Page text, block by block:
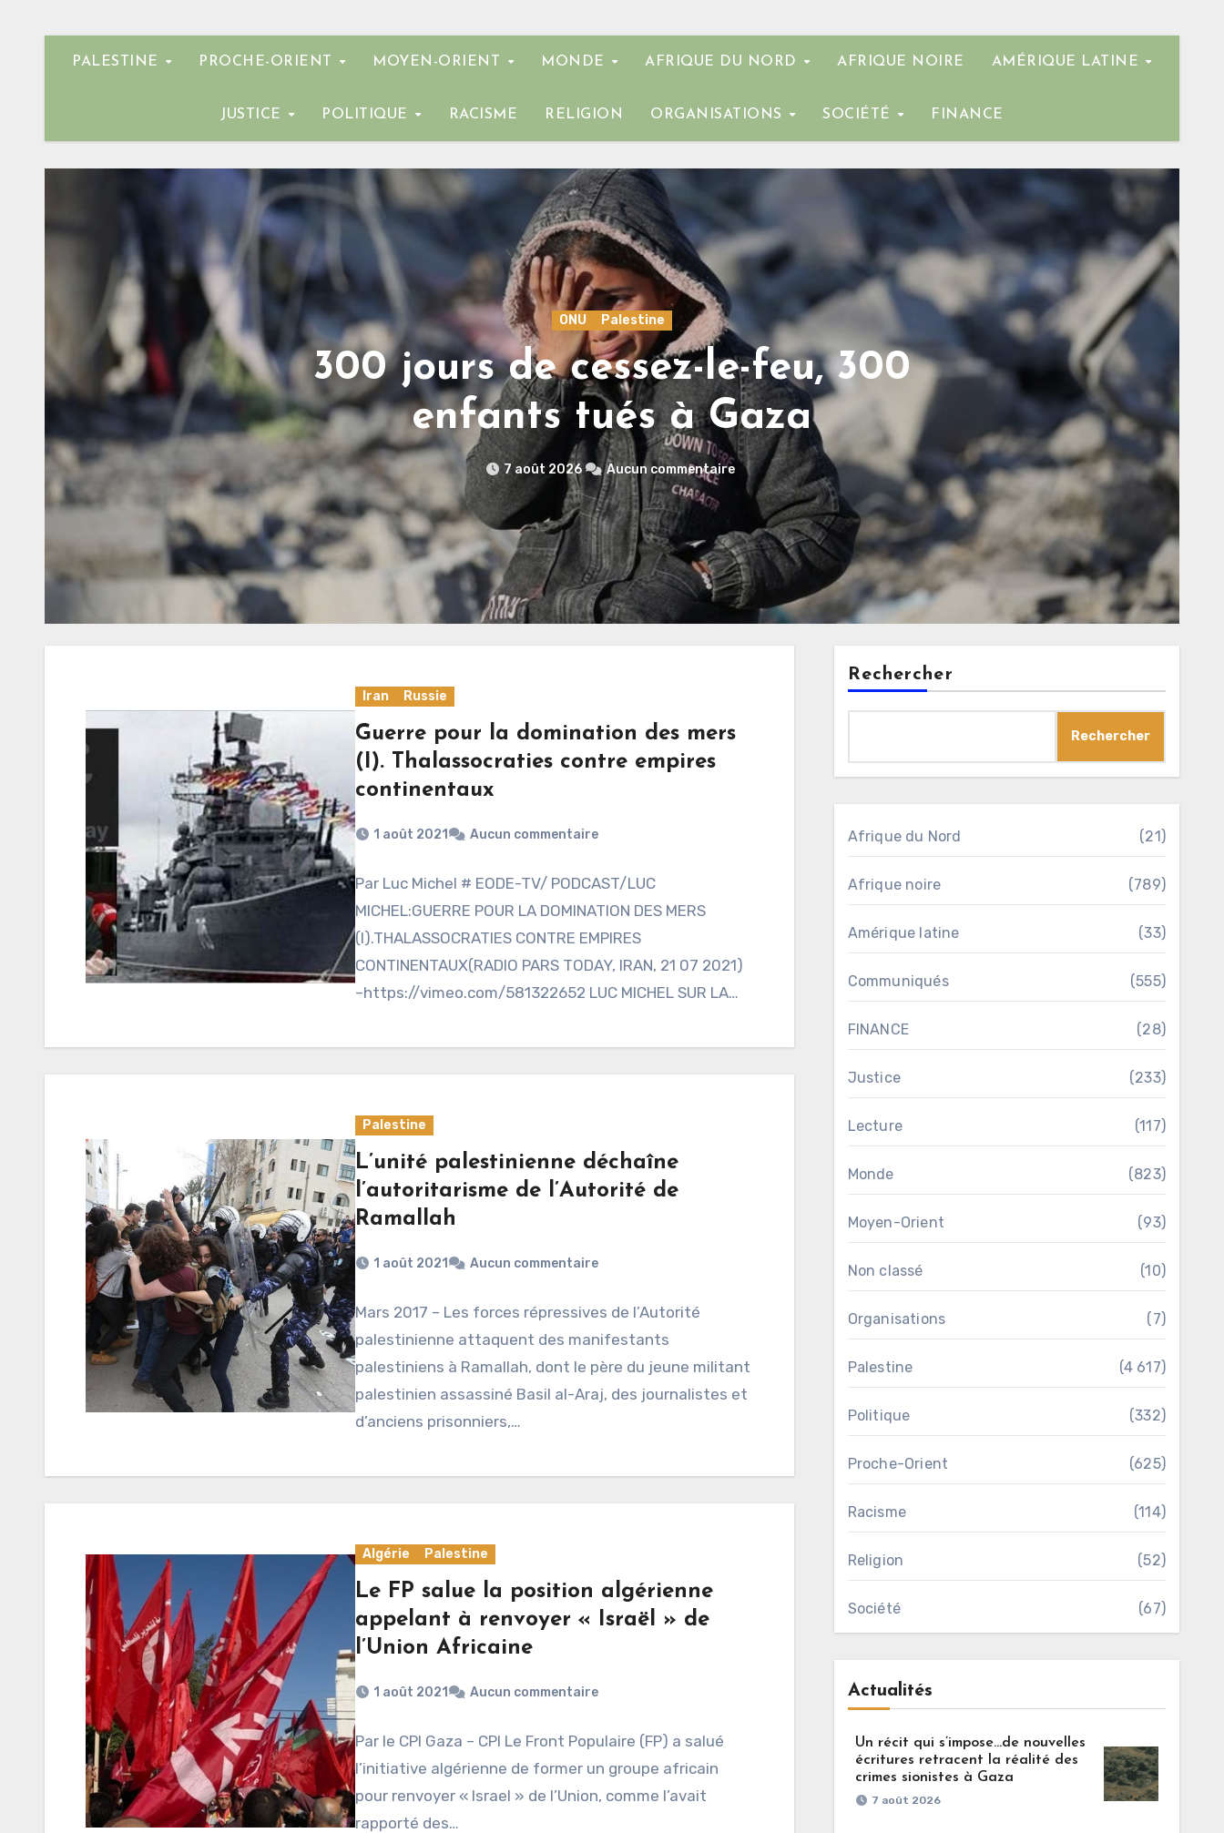
PALESTINE PROCHE-ORIENT MOYEN-ORIENT MONDE AFRIQUE DU NORD AFRIQUE NOIRE AMÉRIQUE LATINE
JUSTICE POLITIQUE RACISME RELIGION ORGANISATIONS SOCIÉTÉ FINANCE
ONU Palestine
300 jours de cessez-le-feu, 300
enfants tués à Gaza
7 août 2026 Aucun commentaire
Iran Russie
Guerre pour la domination des mers
(I). Thalassocraties contre empires
continentaux
1 août 2021 Aucun commentaire
Par Luc Michel # EODE-TV/ PODCAST/LUC
MICHEL:GUERRE POUR LA DOMINATION DES MERS
(I).THALASSOCRATIES CONTRE EMPIRES
CONTINENTAUX(RADIO PARS TODAY, IRAN, 21 07 2021)
–https://vimeo.com/581322652 LUC MICHEL SUR LA
Palestine
L’unité palestinienne déchaîne
l’autoritarisme de l’Autorité de
Ramallah
1 août 2021 Aucun commentaire
Mars 2017 – Les forces répressives de l’Autorité
palestinienne attaquent des manifestants
palestiniens à Ramallah, dont le père du jeune militant
palestinien assassiné Basil al-Araj, des journalistes et
d’anciens prisonniers,…
Algérie Palestine
Le FP salue la position algérienne
appelant à renvoyer « Israël » de
l’Union Africaine
1 août 2021 Aucun commentaire
Par le CPI Gaza – CPI Le Front Populaire (FP) a salué
l’initiative algérienne de former un groupe africain
pour renvoyer « Israel » de l’Union, comme l’avait
rapporté des…
Rechercher
Rechercher
Afrique du Nord (21)
Afrique noire (789)
Amérique latine (33)
Communiqués (555)
FINANCE (28)
Justice (233)
Lecture (117)
Monde (823)
Moyen-Orient (93)
Non classé (10)
Organisations (7)
Palestine (4 617)
Politique (332)
Proche-Orient (625)
Racisme (114)
Religion (52)
Société (67)
Actualités
Un récit qui s’impose…de nouvelles
écritures retracent la réalité des
crimes sionistes à Gaza
7 août 2026